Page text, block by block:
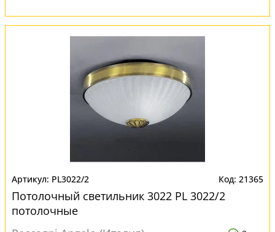
PL3022/2 21365
Потолочный светильник 3022 PL 3022/2
потолочные